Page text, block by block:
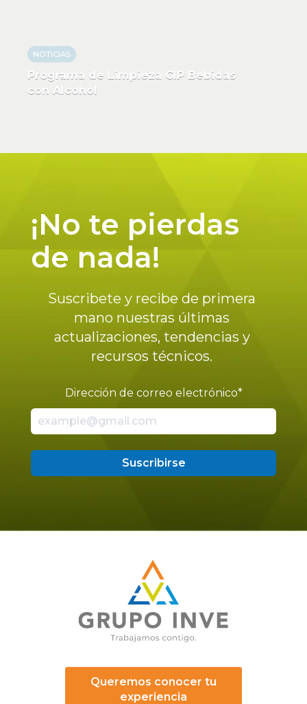
NOTICIAS
Programa de Limpieza CIP Bebidas
con Alcohol
¡No te pierdas
de nada!
Suscribete y recibe de primera
mano nuestras últimas
actualizaciones, tendencias y
recursos técnicos.
Dirección de correo electrónico*
Queremos conocer tu
experiencia